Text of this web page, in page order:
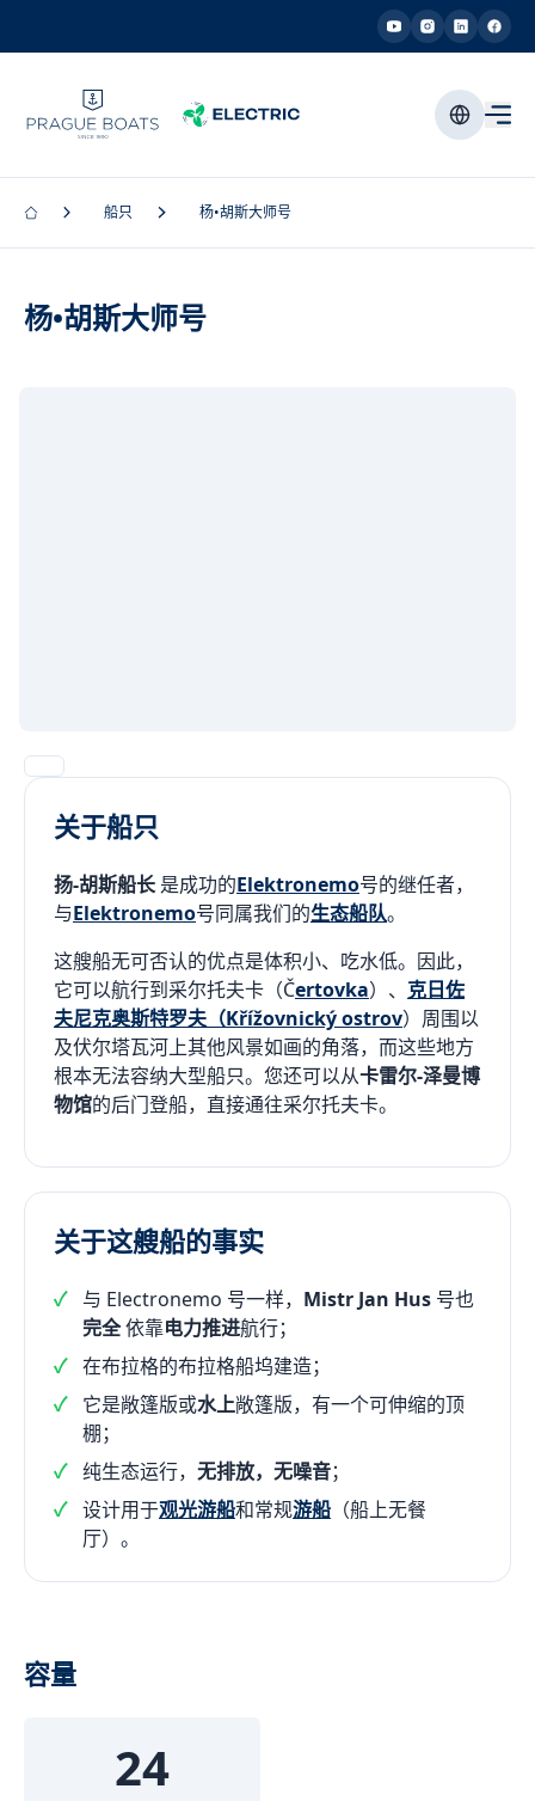
船只 杨•胡斯大师号
杨•胡斯大师号
关于船只
扬-胡斯船长是成功的Elektronemo号的继任者，
与Elektronemo号同属我们的生态船队。
这艘船无可否认的优点是体积小、吃水低。因此，
它可以航行到采尔托夫卡（Čertovka）、 克日佐
夫尼克奥斯特罗夫（Křížovnický ostrov）周围以
及伏尔塔瓦河上其他风景如画的角落，而这些地方
根本无法容纳大型船只。您还可以从卡雷尔-泽曼博
物馆的后门登船，直接通往采尔托夫卡。
关于这艘船的事实
与 Electronemo 号一样， Mistr Jan Hus 号也
完全依靠电力推进航行；
在布拉格的布拉格船坞建造；
它是敞篷版或水上敞篷版，有一个可伸缩的顶
棚；
纯生态运行， 无排放，无噪音；
设计用于观光游船和常规游船 （船上无餐
厅）。
容量
24